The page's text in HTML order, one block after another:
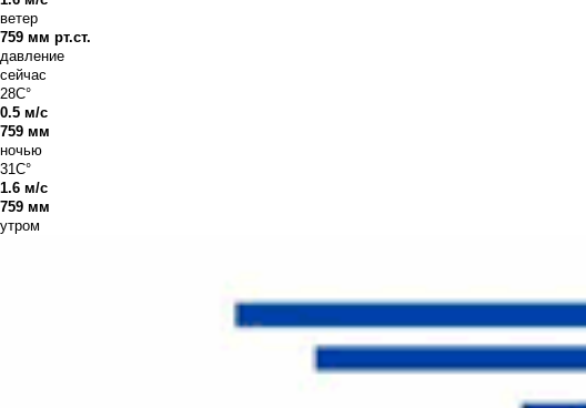
ветер
759 мм рт.ст.
давление
сейчас
28C°
0.5 м/с
759 мм
ночью
31C°
1.6 м/с
759 мм
утром